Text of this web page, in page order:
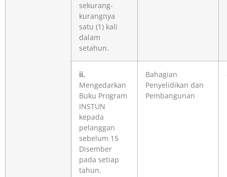
sekurang-
kurangnya
satu (1) kali
dalam
setahun.
ii.
Mengedarkan
Buku Program
INSTUN
kepada
pelanggan
sebelum 15
Disember
pada setiap
tahun.
Bahagian
Penyelidikan dan
Pembangunan